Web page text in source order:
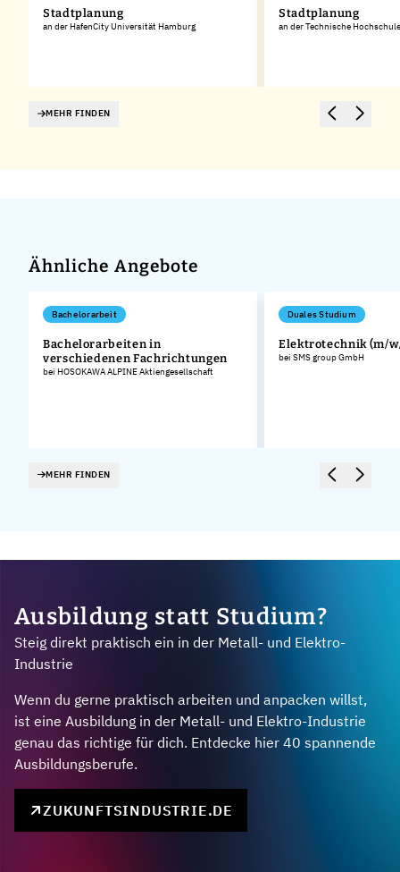
Stadtplanung
an der HafenCity Universität Hamburg
Stadtplanung
an der Technische
MEHR FINDEN
Ähnliche Angebote
Bachelorarbeit
Bachelorarbeiten in
verschiedenen Fachrichtungen
bei HOSOKAWA ALPINE Aktiengesellschaft
Duales Studium
Elektrotechnik (m/
bei SMS group GmbH
MEHR FINDEN
Ausbildung statt Studium?
Steig direkt praktisch ein in der Metall- und Elektro-
Industrie
Wenn du gerne praktisch arbeiten und anpacken willst,
ist eine Ausbildung in der Metall- und Elektro-Industrie
genau das richtige für dich. Entdecke hier 40 spannende
Ausbildungsberufe.
ZUKUNFTSINDUSTRIE.DE